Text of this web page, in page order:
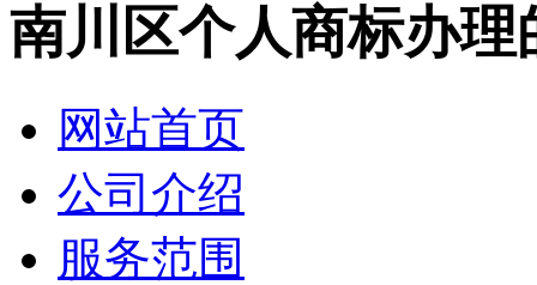
南川区个人商标办理
网站首页
公司介绍
服务范围